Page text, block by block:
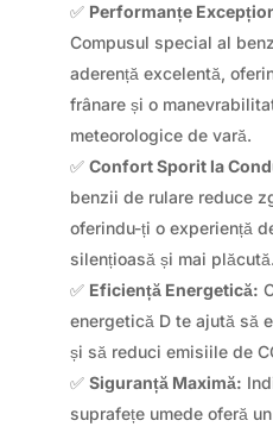
✅ Performanțe
Compusul special al
aderență excelentă,
frânare și o
meteorologice de vară.
✅ Confort Sporit la
benzii de rulare reduce
oferindu-ți o experiență
silențioasă și mai plăcută.
✅ Eficiență Energetică:
energetică D te ajută să
și să reduci emisiile de
✅ Siguranță Maximă:
suprafețe umede oferă